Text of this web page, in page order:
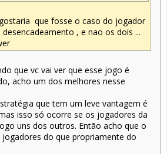
que fosse o caso do jogador
, e nao os dois ...
que vc vai ver que esse jogo é
acho um dos melhores nesse
que tem um leve vantagem é
isso só ocorre se os jogadores da
uns dos outros. Então acho que o
do que propriamente do